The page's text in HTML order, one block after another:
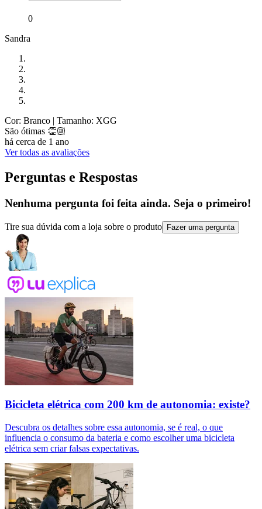
0
Sandra
Cor: Branco | Tamanho: XGG
São ótimas 👏🏼
há cerca de 1 ano
Ver todas as avaliações
Perguntas e Respostas
Nenhuma pergunta foi feita ainda. Seja o primeiro!
Tire sua dúvida com a loja sobre o produto Fazer uma pergunta
Bicicleta elétrica com 200 km de autonomia: existe?
Descubra os detalhes sobre essa autonomia, se é real, o que
influencia o consumo da bateria e como escolher uma bicicleta
elétrica sem criar falsas expectativas.